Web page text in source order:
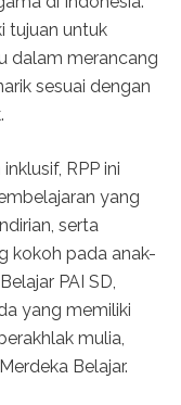
tujuan untuk
dalam merancang
sesuai dengan
RPP ini
yang
serta
kokoh pada anak-
PAI SD,
yang memiliki
mulia,
Belajar.